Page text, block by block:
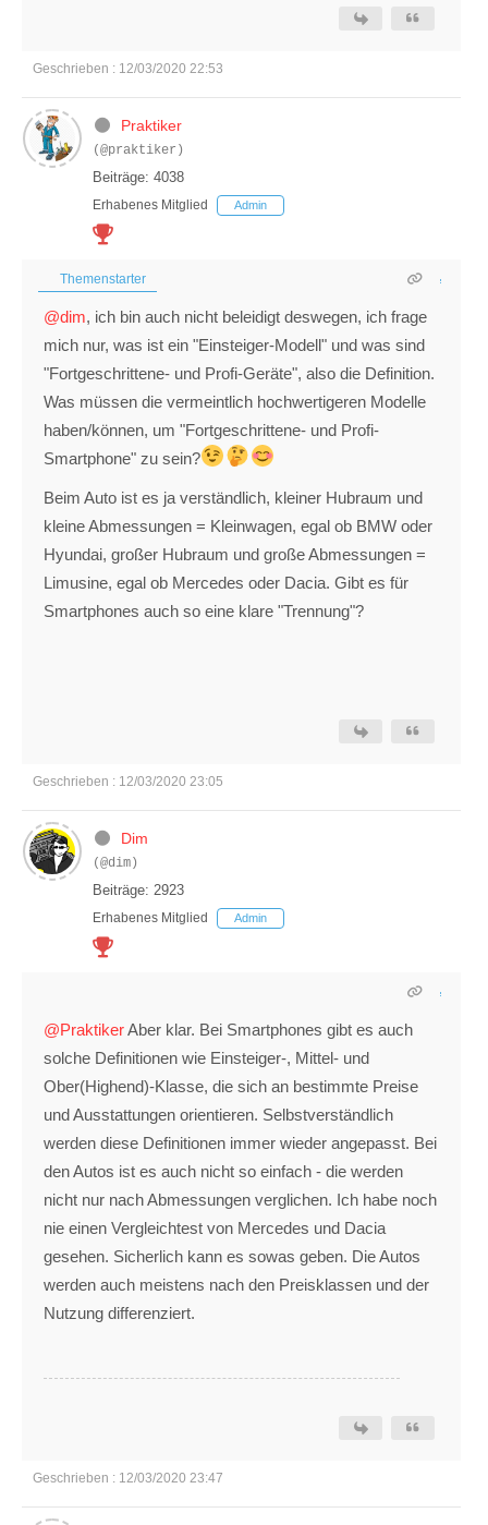
Geschrieben : 12/03/2020 22:53
Praktiker
(@praktiker)
Beiträge: 4038
Erhabenes Mitglied Admin
Themenstarter
@dim, ich bin auch nicht beleidigt deswegen, ich frage
mich nur, was ist ein "Einsteiger-Modell" und was sind
"Fortgeschrittene- und Profi-Geräte", also die Definition.
Was müssen die vermeintlich hochwertigeren Modelle
haben/können, um "Fortgeschrittene- und Profi-
Smartphone" zu sein?
Beim Auto ist es ja verständlich, kleiner Hubraum und
kleine Abmessungen = Kleinwagen, egal ob BMW oder
Hyundai, großer Hubraum und große Abmessungen =
Limusine, egal ob Mercedes oder Dacia. Gibt es für
Smartphones auch so eine klare "Trennung"?
Geschrieben : 12/03/2020 23:05
Dim
(@dim)
Beiträge: 2923
Erhabenes Mitglied Admin
@PraktikerAber klar. Bei Smartphones gibt es auch
solche Definitionen wie Einsteiger-, Mittel- und
Ober(Highend)-Klasse, die sich an bestimmte Preise
und Ausstattungen orientieren. Selbstverständlich
werden diese Definitionen immer wieder angepasst. Bei
den Autos ist es auch nicht so einfach - die werden
nicht nur nach Abmessungen verglichen. Ich habe noch
nie einen Vergleichtest von Mercedes und Dacia
gesehen. Sicherlich kann es sowas geben. Die Autos
werden auch meistens nach den Preisklassen und der
Nutzung differenziert.
Geschrieben : 12/03/2020 23:47